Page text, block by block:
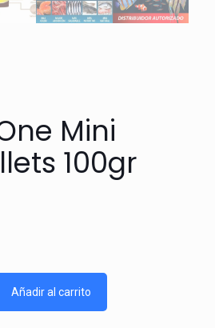
Mini
100gr
Añadir al carrito